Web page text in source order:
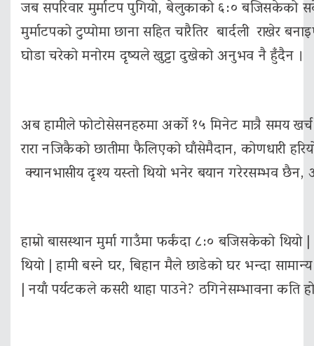
जब सपरिवार मुर्माटप पुगियो, बेलुकाको ६:० बजिसकेको
मुर्माटपको टुप्पोमा छाना सहित चारैतिर बार्दली राखेर
घोडा चरेको मनोरम दृष्यले खुट्टा दुखेको अनुभव नै हुँदैन ।
अब हामीले फोटोसेसनहरुमा अर्को १५ मिनेट मात्रै समय
रारा नजिकैको छातीमा फैलिएको घाँसेमैदान, कोणधारी
क्यानभासीय दृश्य यस्तो थियो भनेर बयान गरेरसम्भव छैन,
हाम्रो बासस्थान मुर्मा गाउँमा फर्कंदा ८:० बजिसकेको
थियो | हामी बस्ने घर, बिहान मैले छाडेको घर भन्दा
| नयाँ पर्यटकले कसरी थाहा पाउने? ठगिनेसम्भावना